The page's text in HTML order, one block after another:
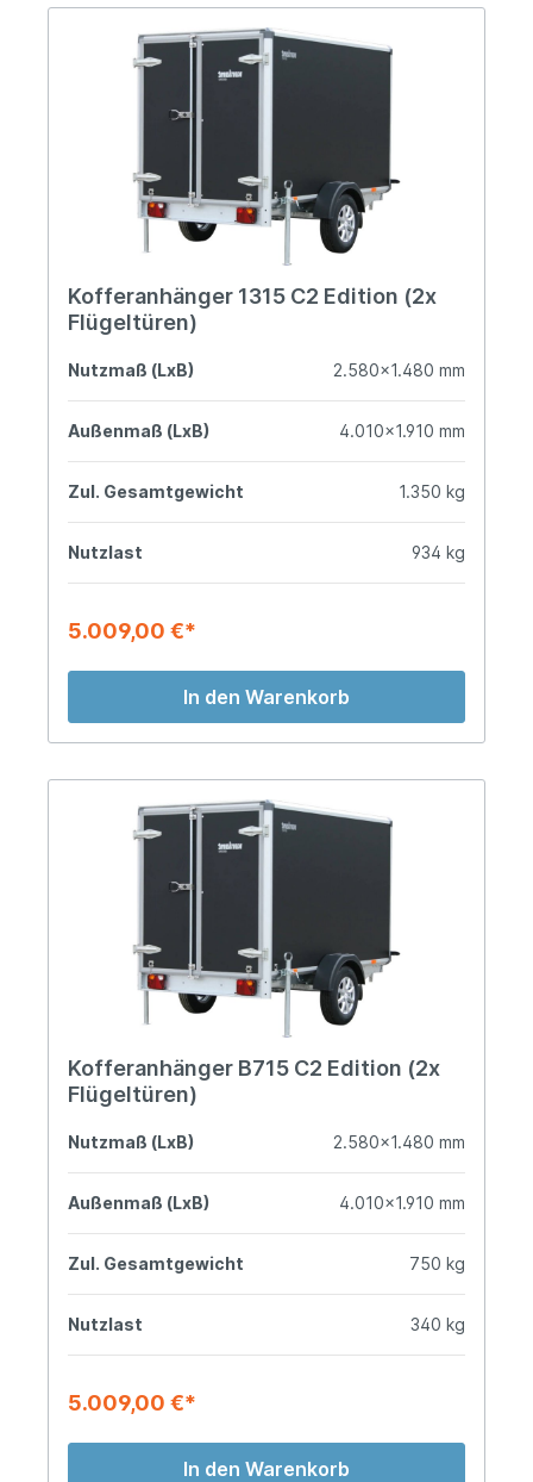
Kofferanhänger 1315 C2 Edition (2x
Flügeltüren)
Nutzmaß (LxB) 2.580x1.480 mm
Außenmaß (LxB) 4.010x1.910 mm
Zul. Gesamtgewicht 1.350 kg
Nutzlast 934 kg
5.009,00 €*
In den Warenkorb
Kofferanhänger B715 C2 Edition (2x
Flügeltüren)
Nutzmaß (LxB) 2.580x1.480 mm
Außenmaß (LxB) 4.010x1.910 mm
Zul. Gesamtgewicht 750 kg
Nutzlast 340 kg
5.009,00 €*
In den Warenkorb